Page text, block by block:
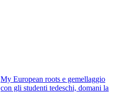
My European roots e gemellaggio
con gli studenti tedeschi, domani la